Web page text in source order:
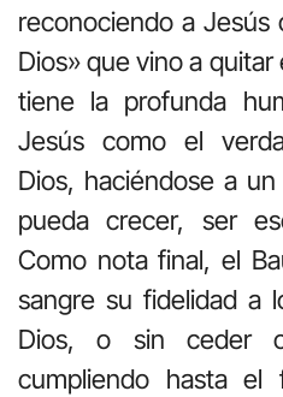
reconociendo a
Dios» que vino a
tiene la profunda
Jesús como el
Dios, haciéndose a
pueda crecer, ser
Como nota final, el
sangre su fidelidad a
Dios, o sin ceder
cumpliendo hasta el